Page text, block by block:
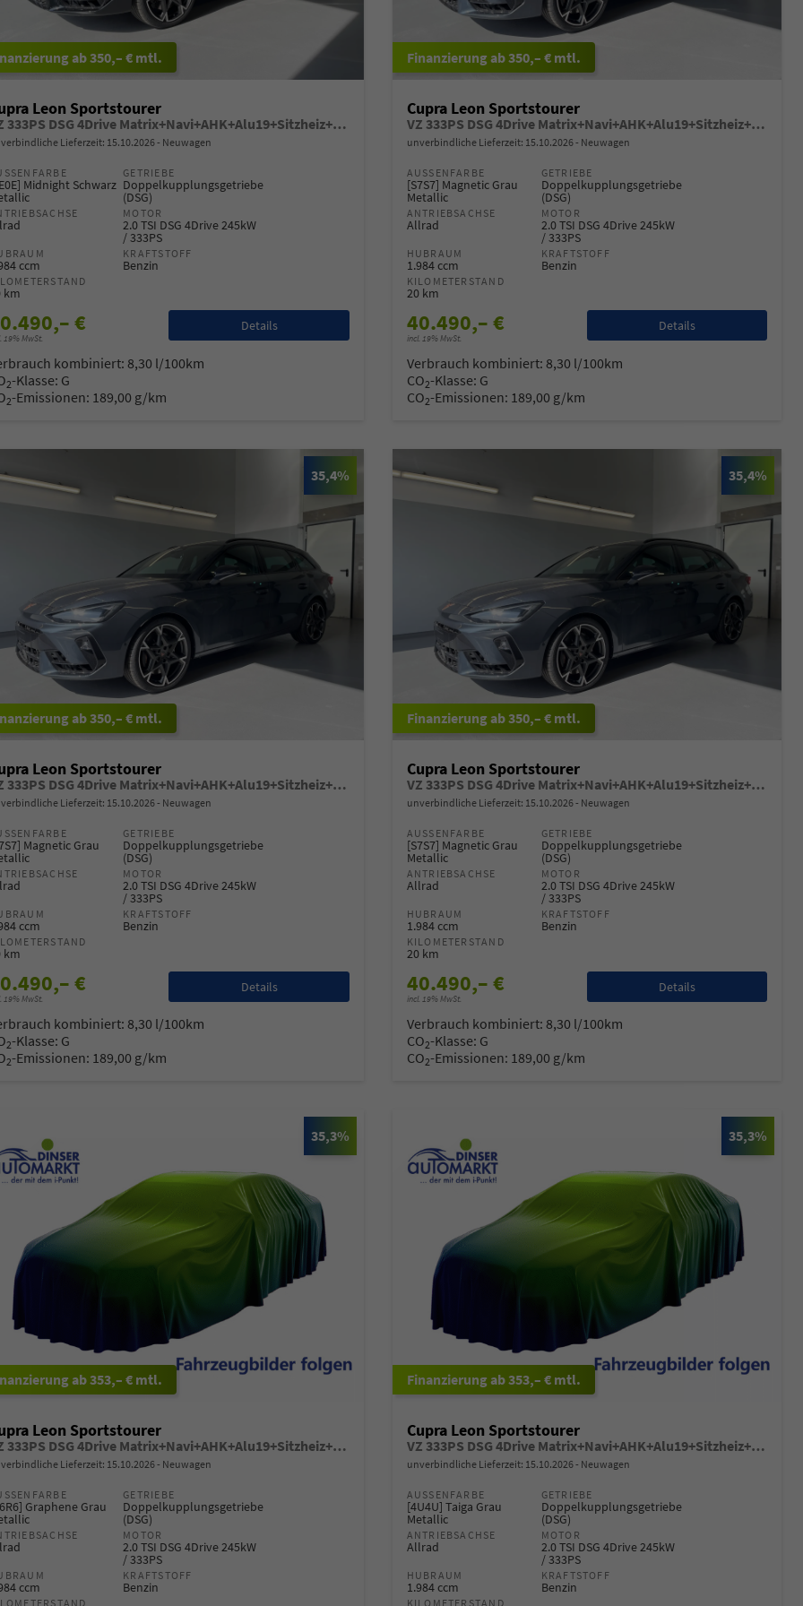
ab 350,– € mtl.
Leon Sportstourer
VZ 333PS DSG 4Drive Matrix+Navi+AHK+Alu19+Sitzheiz+IntelligentDrive+GV4
Lieferzeit: 15.10.2026 Neuwagen
Midnight Schwarz
GETRIEBE
Doppelkupplungsgetriebe
(DSG)
MOTOR
2.0 TSI DSG 4Drive 245kW
/ 333PS
ccm
KRAFTSTOFF
Benzin
km
€
19% MwSt.
Details
kombiniert: 8,30 l/100km
2-Klasse: G
2-Emissionen: 189,00 g/km
ab 350,– € mtl.
Cupra Leon Sportstourer
VZ 333PS DSG 4Drive Matrix+Navi+AHK+Alu19+Sitzheiz+IntelligentDrive+GV4
unverbindliche Lieferzeit: 15.10.2026 Neuwagen
AUSSENFARBE
[S7S7] Magnetic Grau
Metallic
GETRIEBE
Doppelkupplungsgetriebe
(DSG)
ANTRIEBSACHSE
Allrad
MOTOR
2.0 TSI DSG 4Drive 245kW
/ 333PS
HUBRAUM
1.984 ccm
KRAFTSTOFF
Benzin
KILOMETERSTAND
20 km
40.490,– €
incl. 19% MwSt.
Details
Verbrauch kombiniert: 8,30 l/100km
CO2-Klasse: G
CO2-Emissionen: 189,00 g/km
35,4%
ab 350,– € mtl.
Leon Sportstourer
VZ 333PS DSG 4Drive Matrix+Navi+AHK+Alu19+Sitzheiz+IntelligentDrive+GV4
Lieferzeit: 15.10.2026 Neuwagen
Magnetic Grau
GETRIEBE
Doppelkupplungsgetriebe
(DSG)
MOTOR
2.0 TSI DSG 4Drive 245kW
/ 333PS
ccm
KRAFTSTOFF
Benzin
km
€
19% MwSt.
Details
kombiniert: 8,30 l/100km
2-Klasse: G
2-Emissionen: 189,00 g/km
35,4%
ab 350,– € mtl.
Cupra Leon Sportstourer
VZ 333PS DSG 4Drive Matrix+Navi+AHK+Alu19+Sitzheiz+IntelligentDrive+GV4
unverbindliche Lieferzeit: 15.10.2026 Neuwagen
AUSSENFARBE
[S7S7] Magnetic Grau
Metallic
GETRIEBE
Doppelkupplungsgetriebe
(DSG)
ANTRIEBSACHSE
Allrad
MOTOR
2.0 TSI DSG 4Drive 245kW
/ 333PS
HUBRAUM
1.984 ccm
KRAFTSTOFF
Benzin
KILOMETERSTAND
20 km
40.490,– €
incl. 19% MwSt.
Details
Verbrauch kombiniert: 8,30 l/100km
CO2-Klasse: G
CO2-Emissionen: 189,00 g/km
35,3%
ab 353,– € mtl.
Leon Sportstourer
VZ 333PS DSG 4Drive Matrix+Navi+AHK+Alu19+Sitzheiz+IntelligentDrive+GV4
Lieferzeit: 15.10.2026 Neuwagen
Graphene Grau
GETRIEBE
Doppelkupplungsgetriebe
(DSG)
MOTOR
2.0 TSI DSG 4Drive 245kW
/ 333PS
ccm
KRAFTSTOFF
Benzin
35,3%
ab 353,– € mtl.
Cupra Leon Sportstourer
VZ 333PS DSG 4Drive Matrix+Navi+AHK+Alu19+Sitzheiz+IntelligentDrive+GV4
unverbindliche Lieferzeit: 15.10.2026 Neuwagen
AUSSENFARBE
[4U4U] Taiga Grau
Metallic
GETRIEBE
Doppelkupplungsgetriebe
(DSG)
ANTRIEBSACHSE
Allrad
MOTOR
2.0 TSI DSG 4Drive 245kW
/ 333PS
HUBRAUM
1.984 ccm
KRAFTSTOFF
Benzin
KILOMETERSTAND